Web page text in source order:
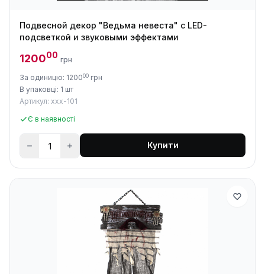
Подвесной декор "Ведьма невеста" с LED-
подсветкой и звуковыми эффектами
120000 грн
За одиницю: 120000 грн
В упаковці: 1 шт
Артикул: xxx-101
Є в наявності
Купити